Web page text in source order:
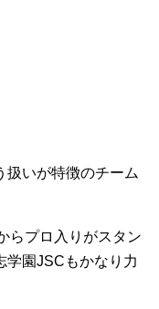
扱いが特徴のチーム
らプロ入りがスタン
学園JSCもかなり力